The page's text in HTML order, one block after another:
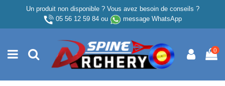
Un produit non disponible ? Vous avez besoin de conseils ?
05 56 12 59 84ou message WhatsApp
0